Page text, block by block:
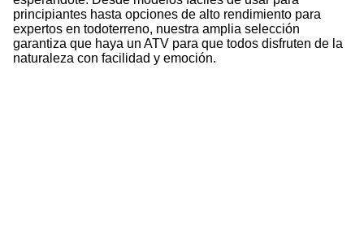
principiantes hasta opciones de alto rendimiento para
expertos en todoterreno, nuestra amplia selección
garantiza que haya un ATV para que todos disfruten de la
naturaleza con facilidad y emoción.